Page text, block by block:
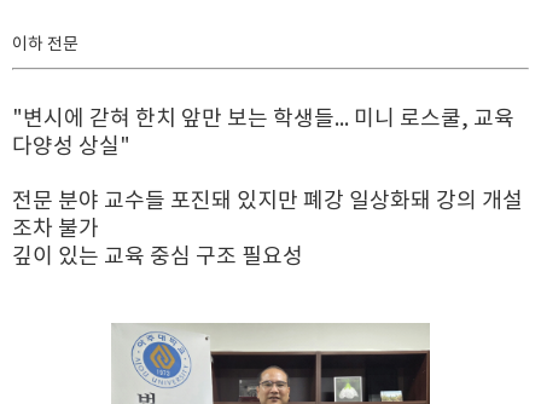
이하 전문
"변시에 갇혀 한치 앞만 보는 학생들... 미니 로스쿨, 교육
다양성 상실"
전문 분야 교수들 포진돼 있지만 폐강 일상화돼 강의 개설
조차 불가
깊이 있는 교육 중심 구조 필요성